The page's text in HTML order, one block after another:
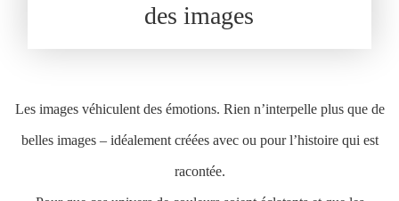
des images
Les images véhiculent des émotions. Rien n’interpelle plus que de
belles images – idéalement créées avec ou pour l’histoire qui est
racontée.